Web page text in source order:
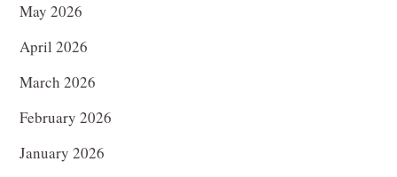
May 2026
April 2026
March 2026
February 2026
January 2026